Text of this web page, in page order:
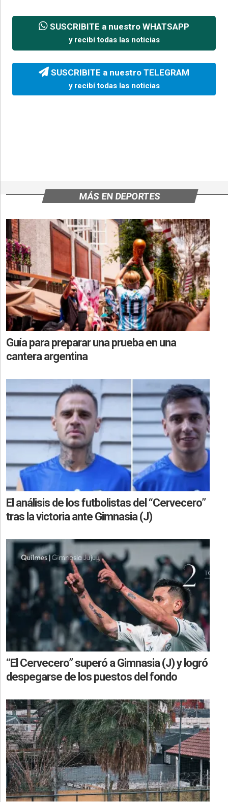
SUSCRIBITE a nuestro WHATSAPP
y recibí todas las noticias
SUSCRIBITE a nuestro TELEGRAM
y recibí todas las noticias
MÁS EN DEPORTES
Guía para preparar una prueba en una
cantera argentina
El análisis de los futbolistas del “Cervecero”
tras la victoria ante Gimnasia (J)
“El Cervecero” superó a Gimnasia (J) y logró
despegarse de los puestos del fondo